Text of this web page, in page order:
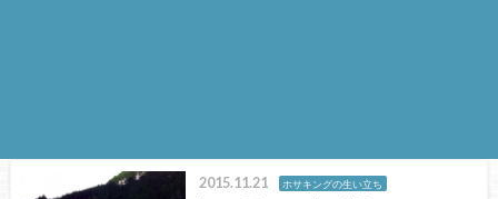
2015.11.21 ホサキングの生い立ち